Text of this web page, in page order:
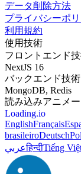
データ削除方法
プライバシーポ
利用規約
使用技術
フロントエンド
NextJS 16
バックエンド技術
MongoDB, Redis
読み込みアニメ
Loading.io
EnglishFrançais
brasileiroDeutsch
عربيहिन्दीTiếng